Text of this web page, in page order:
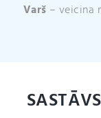
Varš – veicina
SASTĀVS